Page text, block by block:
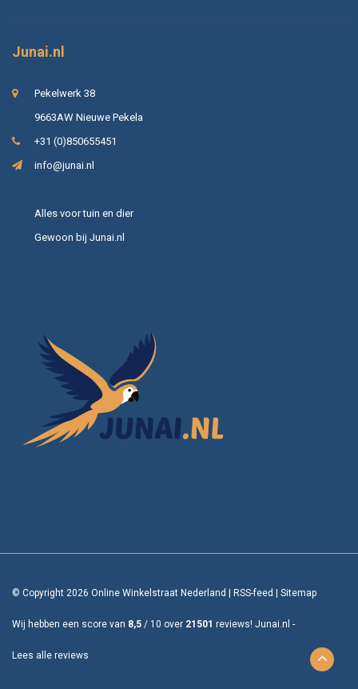
Junai.nl
Pekelwerk 38
9663AW Nieuwe Pekela
+31 (0)850655451
info@junai.nl
Alles voor tuin en dier
Gewoon bij Junai.nl
© Copyright 2026 Online Winkelstraat Nederland RSS-feed Sitemap
Wij hebben een score van 8,5 / 10 over 21501 reviews! Junai.nl -
Lees alle reviews